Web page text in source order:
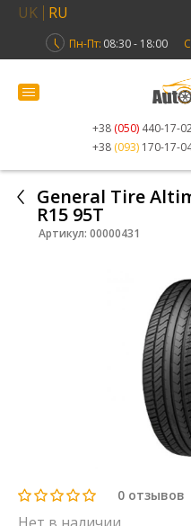
UK RU
Пн-Пт: 08:30 - 18:00
+38 (050) 440-17-
+38 (093) 170-17-
General Tire
R15 95T
Артикул: 00000431
0 отзывов